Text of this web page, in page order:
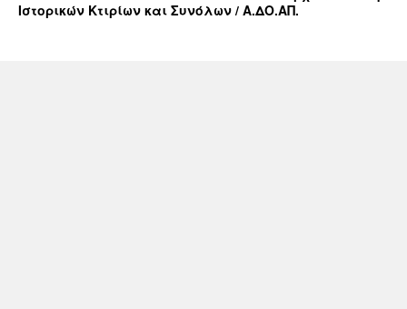
Ιστορικών Κτιρίων και Συνόλων / Α.ΔΟ.ΑΠ.